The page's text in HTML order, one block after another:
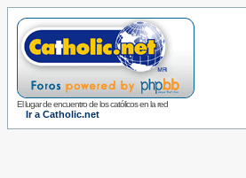
El lugar de encuentro de los católicos en la red
Ir a Catholic.net